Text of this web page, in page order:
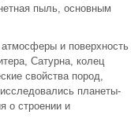
пыль, основным
и поверхность
Сатурна, колец
свойства пород,
планеты-
о строении и